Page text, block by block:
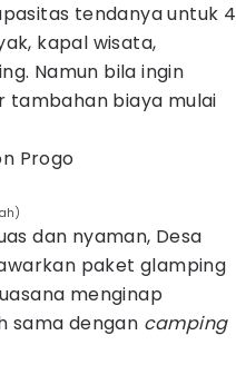
tendanya untuk 4
kapal wisata,
Namun bila ingin
tambahan biaya mulai
Progo
dan nyaman, Desa
paket glamping
menginap
sama dengan camping